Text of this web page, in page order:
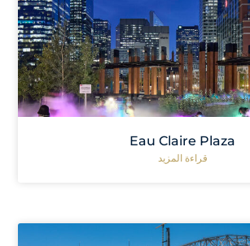
Eau Claire Plaza
قراءة المزيد